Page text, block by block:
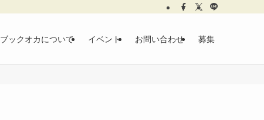
ブックオカについて イベント お問い合わせ 募集